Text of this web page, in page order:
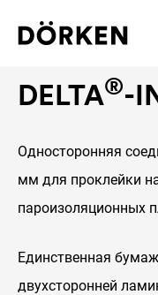
DELTA®-
Односторонняя
мм для проклейки
пароизоляционных
Единственная
двухсторонней